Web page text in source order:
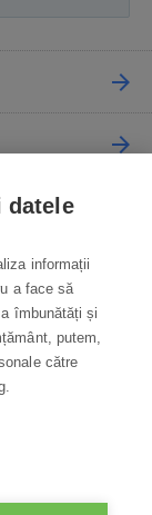
datele
informații
a face să
îmbunătăți și
putem,
către